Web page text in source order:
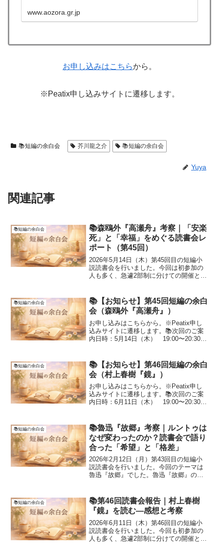
www.aozora.gr.jp
お申し込みはこちらから。
※Peatix申し込みサイトに遷移します。
📚短編の余白会 芥川龍之介 📚短編の余白会
Yuya
関連記事
📚短編の余白会
📚森鴎外『高瀬舟』考察｜「安楽
死」と「幸福」をめぐる読書会レ
ポート（第45回）
2026年5月14日（木）第45回目の短編小
説読書会を行いました。今回は初参加の
人も多く、急遽2部制に分けての開催とな
した。特に今回は半数以上が初めて参加
の方で、非常に...
📚短編の余白会
📚【お知らせ】第45回短編の余白
会（森鴎外『高瀬舟』）
お申し込みはこちらから。※Peatix申し
込みサイトに遷移します。📚次回のご案
内日時：5月14日（木） 19:00〜20:30場
舟』）※テキストは各自入手してくださ
い（この...
📚短編の余白会
📚【お知らせ】第46回短編の余白
会（村上春樹『鏡』）
お申し込みはこちらから。※Peatix申し
込みサイトに遷移します。📚次回のご案
内日時：6月11日（木） 19:00〜20:30場
※テキストは各自入手してください（こ
の読...
📚短編の余白会
📚魯迅『故郷』考察｜ルントゥは
なぜ変わったのか？読書会で語り
合った「希望」と「格差」
2026年2月12日（月）第43回目の短編小
説読書会を行いました。今回のテーマは
魯迅『故郷』でした。魯迅『故郷』のあ
てきます。幼い頃に親しく遊んだ友人・
閏土（ルントゥ）...
📚短編の余白会
📚第46回読書会報告｜村上春樹
『鏡』を読む―感想と考察
2026年6月11日（木）第46回目の短編小
説読書会を行いました。今回も初参加の
人も多く、急遽2部制に分けての開催とな